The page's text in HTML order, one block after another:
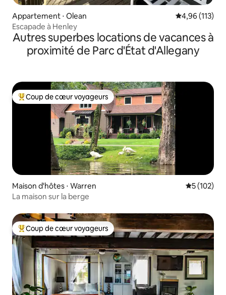
Appartement ⋅ Olean Évaluation
4,96 (113)
Escapade à Henley
Autres superbes locations de vacances à
proximité de Parc d'État d'Allegany
Coups de cœur voyageurs les plus appréciés
Coup de cœur voyageurs
Maison d'hôtes ⋅ Warren Évaluation
5 (102)
La maison sur la berge
Coups de cœur voyageurs les plus appréciés
Coup de cœur voyageurs